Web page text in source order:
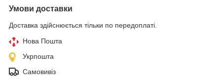
Умови доставки
Доставка здійснюється тільки по передоплаті.
Нова Пошта
Укрпошта
Самовивіз